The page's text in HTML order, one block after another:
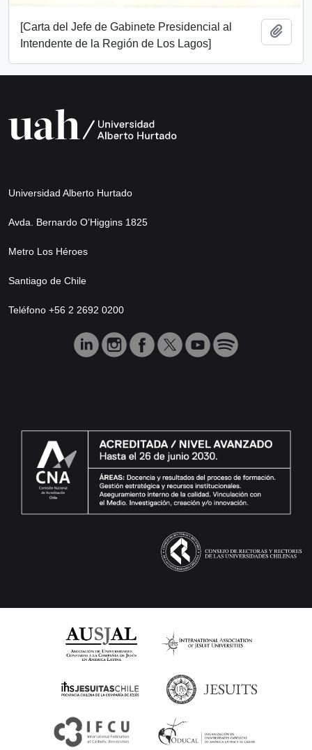
[Carta del Jefe de Gabinete Presidencial al
Intendente de la Región de Los Lagos]
Universidad Alberto Hurtado
Avda. Bernardo O’Higgins 1825
Metro Los Héroes
Santiago de Chile
Teléfono +56 2 2692 0200